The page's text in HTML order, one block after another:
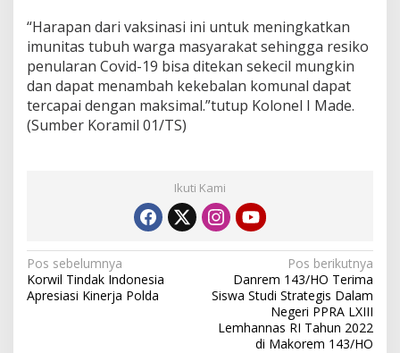
“Harapan dari vaksinasi ini untuk meningkatkan
imunitas tubuh warga masyarakat sehingga resiko
penularan Covid-19 bisa ditekan sekecil mungkin
dan dapat menambah kekebalan komunal dapat
tercapai dengan maksimal.”tutup Kolonel I Made.
(Sumber Koramil 01/TS)
Ikuti Kami
N
a
Pos sebelumnya
Korwil Tindak Indonesia
Apresiasi Kinerja Polda
Pos berikutnya
Danrem 143/HO Terima
Siswa Studi Strategis Dalam
Negeri PPRA LXIII
Lemhannas RI Tahun 2022
di Makorem 143/HO